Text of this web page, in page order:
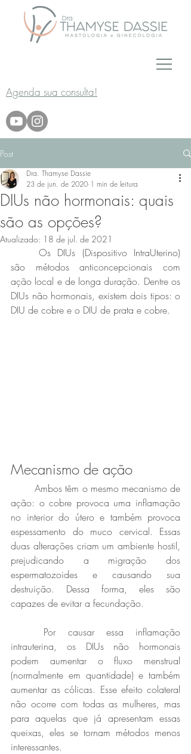
Agenda sua consulta!
Post
DIUs não hormonais: quais
são as opções?
Dra. Thamyse Dassie
23 de jun. de 2020 1 min de leitura
Atualizado: 18 de jul. de 2021
são métodos anticoncepcionais com
ação local e de longa duração. Dentre os
DIUs não hormonais, existem dois tipos: o
DIU de cobre e o DIU de prata e cobre.
Mecanismo de ação
	Ambos têm o mesmo mecanismo de
ação: o cobre provoca uma inflamação
no interior do útero e também provoca
espessamento do muco cervical. Essas
duas alterações criam um ambiente hostil,
prejudicando a migração dos
espermatozoides e causando sua
destruição. Dessa forma, eles são
capazes de evitar a fecundação.
intrauterina, os DIUs não hormonais
podem aumentar o fluxo menstrual
(normalmente em quantidade) e também
aumentar as cólicas. Esse efeito colateral
não ocorre com todas as mulheres, mas
para aquelas que já apresentam essas
queixas, eles se tornam métodos menos
interessantes.